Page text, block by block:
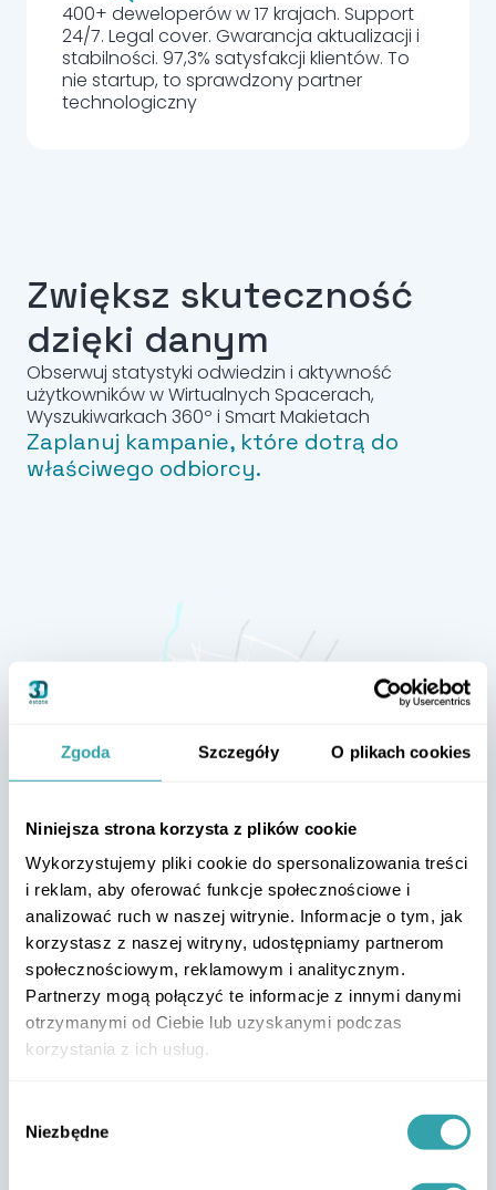
Zgoda Szczegóły O plikach cookies
Niniejsza strona korzysta z plików cookie
Wykorzystujemy pliki cookie do spersonalizowania treści
i reklam, aby oferować funkcje społecznościowe i
analizować ruch w naszej witrynie. Informacje o tym, jak
korzystasz z naszej witryny, udostępniamy partnerom
społecznościowym, reklamowym i analitycznym.
Partnerzy mogą połączyć te informacje z innymi danymi
otrzymanymi od Ciebie lub uzyskanymi podczas
korzystania z ich usług.
zgody
Niezbędne
400+ deweloperów w 17 krajach. Support
24/7. Legal cover. Gwarancja aktualizacji i
stabilności. 97,3% satysfakcji klientów. To
nie startup, to sprawdzony partner
technologiczny
Zwiększ skuteczność
dzięki danym
Obserwuj statystyki odwiedzin i aktywność
użytkowników w Wirtualnych Spacerach,
Wyszukiwarkach 360º i Smart Makietach
Zaplanuj kampanie, które dotrą do
właściwego odbiorcy.
aplikacji